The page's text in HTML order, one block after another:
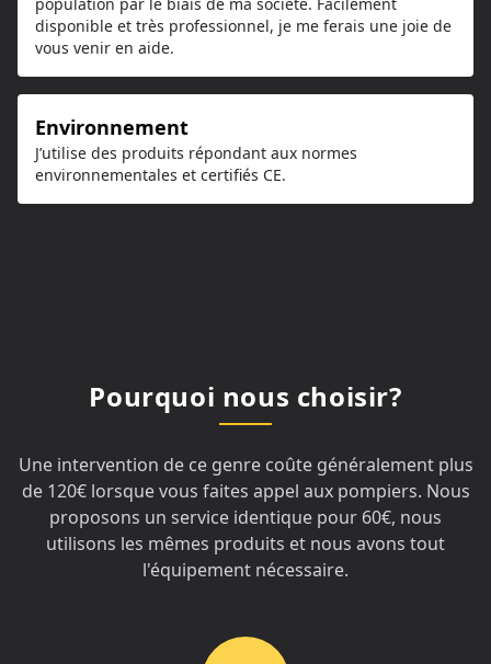
disponible et très professionnel, je me ferais une joie de
vous venir en aide.
Environnement
J’utilise des produits répondant aux normes
environnementales et certifiés CE.
Pourquoi nous choisir?
Une intervention de ce genre coûte généralement plus
de 120€ lorsque vous faites appel aux pompiers. Nous
proposons un service identique pour 60€, nous
utilisons les mêmes produits et nous avons tout
l'équipement nécessaire.